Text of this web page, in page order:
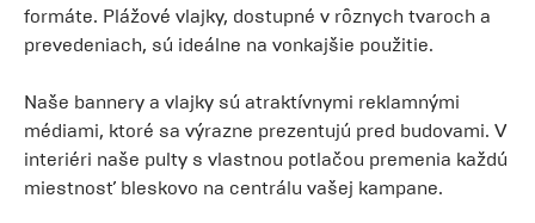
formáte. Plážové vlajky, dostupné v rôznych tvaroch a
prevedeniach, sú ideálne na vonkajšie použitie.
Naše bannery a vlajky sú atraktívnymi reklamnými
médiami, ktoré sa výrazne prezentujú pred budovami. V
interiéri naše pulty s vlastnou potlačou premenia každú
miestnosť bleskovo na centrálu vašej kampane.